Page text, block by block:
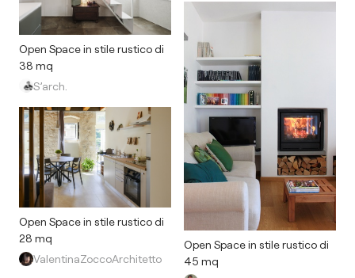
Open Space in stile rustico di
38 mq
S’arch.
Open Space in stile rustico di
28 mq
ValentinaZoccoArchitetto
Open Space in stile rustico di
45 mq